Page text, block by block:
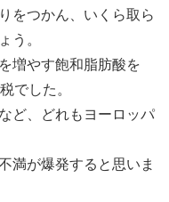
をつかん、いくら取ら
う。
増やす飽和脂肪酸を
でした。
ど、どれもヨーロッパ
満が爆発すると思いま